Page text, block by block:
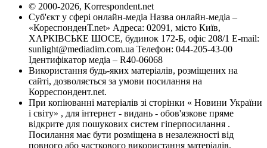
© 2000-2026, Korrespondent.net
Суб'єкт у сфері онлайн-медіа Назва онлайн-медіа –
«КореспонденТ.net» Адреса: 02091, місто Київ,
ХАРКІВСЬКЕ ШОСЕ, будинок 172-Б, офіс 208/1 E-mail:
sunlight@mediadim.com.ua Телефон: 044-205-43-00
Ідентифікатор медіа – R40-06068
Використання будь-яких матеріалів, розміщених на
сайті, дозволяється за умови посилання на
Корреспондент.net.
При копіюванні матеріалів зі сторінки « Новини України
і світу» , для інтернет - видань - обов'язкове пряме
відкрите для пошукових систем гіперпосилання .
Посилання має бути розміщена в незалежності від
повного або часткового використання матеріалів.